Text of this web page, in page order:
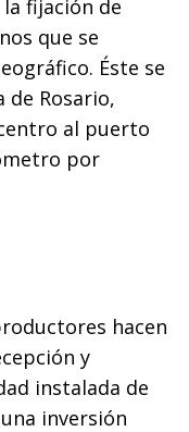
fijación de
que se
Éste se
Rosario,
al puerto
por
hacen
y
instalada de
inversión